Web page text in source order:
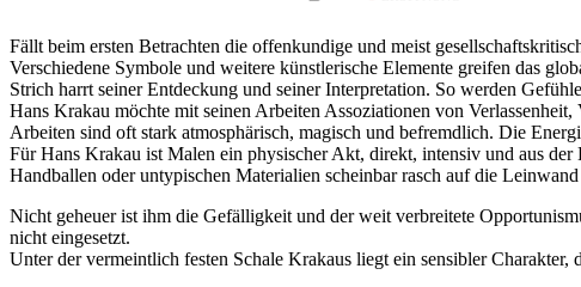
Fällt beim ersten Betrachten die offenkundige und meist
Verschiedene Symbole und weitere künstlerische Elemente greifen das
Strich harrt seiner Entdeckung und seiner Interpretation. So werden
Hans Krakau möchte mit seinen Arbeiten Assoziationen von
Arbeiten sind oft stark atmosphärisch, magisch und befremdlich. Die
Für Hans Krakau ist Malen ein physischer Akt, direkt, intensiv und aus
Handballen oder untypischen Materialien scheinbar rasch auf die
Nicht geheuer ist ihm die Gefälligkeit und der weit verbreitete
nicht eingesetzt.
Unter der vermeintlich festen Schale Krakaus liegt ein sensibler